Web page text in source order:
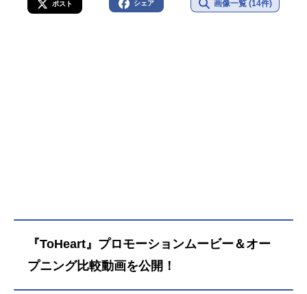
ポスト シェア 画像一覧 (14件)
『ToHeart』プロモーションムービー＆オー
プニング比較動画を公開！